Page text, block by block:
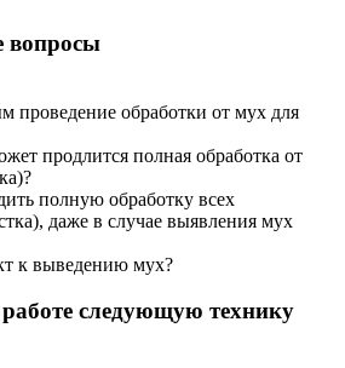
вопросы
проведение обработки от мух для
продлится полная обработка от
полную обработку всех
даже в случае выявления мух
к выведению мух?
следующую технику